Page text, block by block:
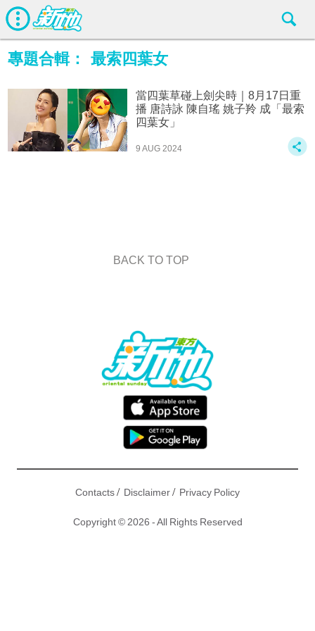
專題合輯： 最索四葉女
當四葉草碰上劍尖時｜8月17日重
播 唐詩詠 陳自瑤 姚子羚 成「最索
四葉女」
9 AUG 2024
BACK TO TOP
Contacts/ Disclaimer/ Privacy Policy
Copyright © 2026 - All Rights Reserved